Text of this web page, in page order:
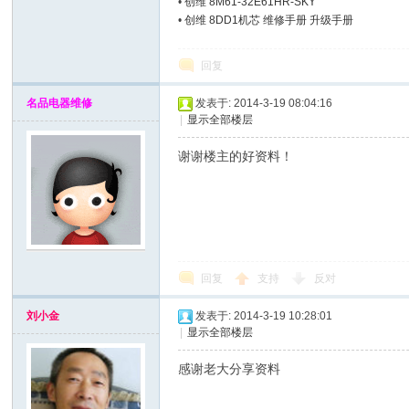
•创维 8DD1机芯 维修手册 升级手册
回复
名品电器维修
发表于: 2014-3-19 08:04:16
显示全部楼层
谢谢楼主的好资料！
回复 支持 反对
刘小金
发表于: 2014-3-19 10:28:01
显示全部楼层
感谢老大分享